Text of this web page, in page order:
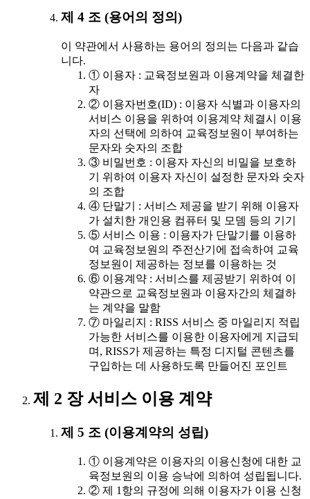
제 4 조 (용어의 정의)
이 약관에서 사용하는 용어의 정의는 다음과 같습
니다.
① 이용자 : 교육정보원과 이용계약을 체결한
자
② 이용자번호(ID) : 이용자 식별과 이용자의
서비스 이용을 위하여 이용계약 체결시 이용
자의 선택에 의하여 교육정보원이 부여하는
문자와 숫자의 조합
③ 비밀번호 : 이용자 자신의 비밀을 보호하
기 위하여 이용자 자신이 설정한 문자와 숫자
의 조합
④ 단말기 : 서비스 제공을 받기 위해 이용자
가 설치한 개인용 컴퓨터 및 모뎀 등의 기기
⑤ 서비스 이용 : 이용자가 단말기를 이용하
여 교육정보원의 주전산기에 접속하여 교육
정보원이 제공하는 정보를 이용하는 것
⑥ 이용계약 : 서비스를 제공받기 위하여 이
약관으로 교육정보원과 이용자간의 체결하
는 계약을 말함
⑦ 마일리지 : RISS 서비스 중 마일리지 적립
가능한 서비스를 이용한 이용자에게 지급되
며, RISS가 제공하는 특정 디지털 콘텐츠를
구입하는 데 사용하도록 만들어진 포인트
제 2 장 서비스 이용 계약
제 5 조 (이용계약의 성립)
① 이용계약은 이용자의 이용신청에 대한 교
육정보원의 이용 승낙에 의하여 성립됩니다.
② 제 1항의 규정에 의해 이용자가 이용 신청